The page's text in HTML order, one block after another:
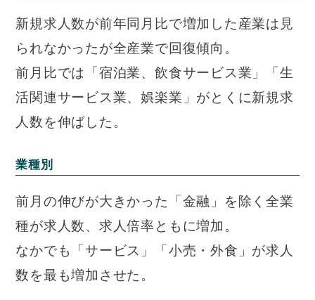
新規求人数が前年同月比で増加した産業は見
られなかったが全産業で回復傾向。
前月比では「宿泊業、飲食サービス業」「生
活関連サービス業、娯楽業」がとくに新規求
人数を伸ばした。
業種別
前月の伸びが大きかった「金融」を除く全業
種が求人数、求人倍率ともに増加。
なかでも「サービス」「小売・外食」が求人
数を最も増加させた。